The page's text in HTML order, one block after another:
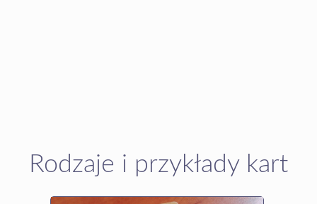
Rodzaje i przykłady kart